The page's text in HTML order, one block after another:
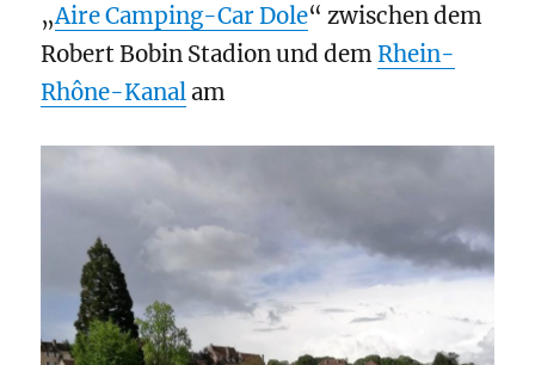
„Aire Camping-Car Dole“ zwischen dem
Robert Bobin Stadion und demRhein-
Rhône-Kanalam